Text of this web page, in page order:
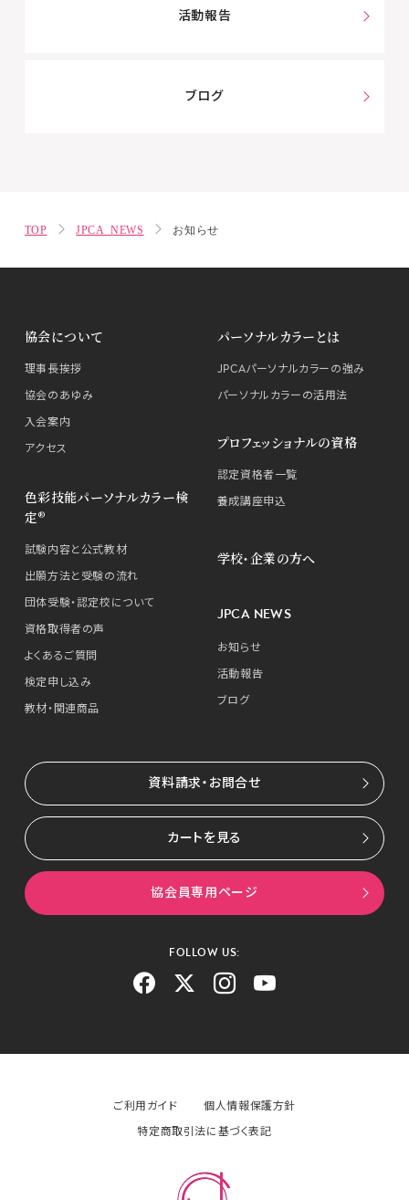
活動報告
ブログ
TOP JPCA NEWS お知らせ
協会について
理事長挨拶
協会のあゆみ
入会案内
アクセス
パーソナルカラーとは
JPCAパーソナルカラーの強み
パーソナルカラーの活用法
色彩技能パーソナルカラー検
定®
試験内容と公式教材
出願方法と受験の流れ
団体受験・認定校について
資格取得者の声
よくあるご質問
検定申し込み
教材・関連商品
プロフェッショナルの資格
認定資格者一覧
養成講座申込
学校・企業の方へ
JPCA NEWS
お知らせ
活動報告
ブログ
資料請求・お問合せ
カートを見る
協会員専用ページ
FOLLOW US:
ご利用ガイド
個人情報保護方針
特定商取引法に基づく表記